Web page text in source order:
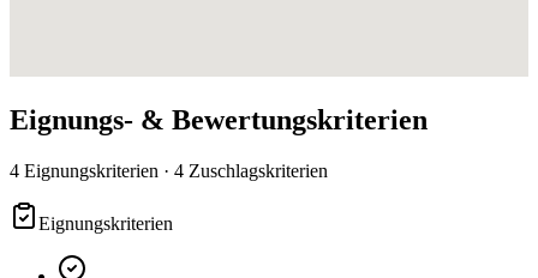
Eignungs- & Bewertungskriterien
4 Eignungskriterien · 4 Zuschlagskriterien
Eignungskriterien